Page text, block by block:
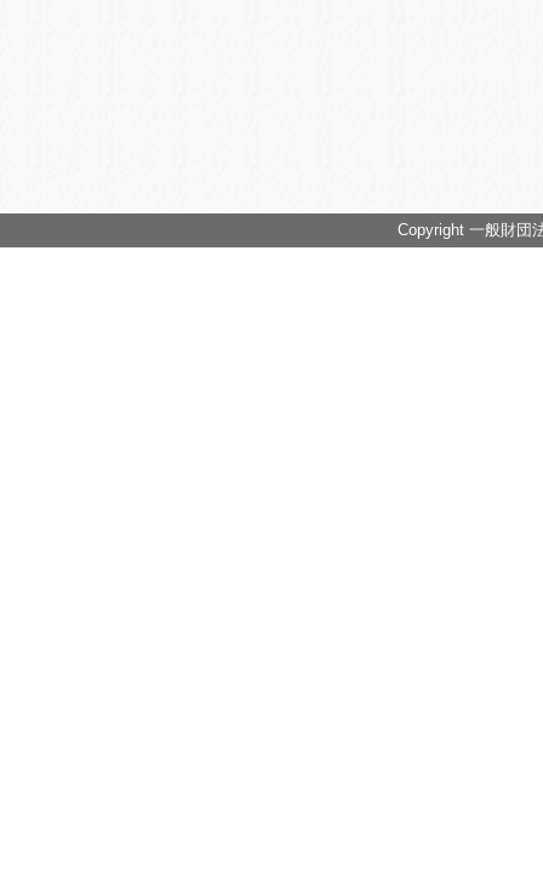
Copyright 一般財団